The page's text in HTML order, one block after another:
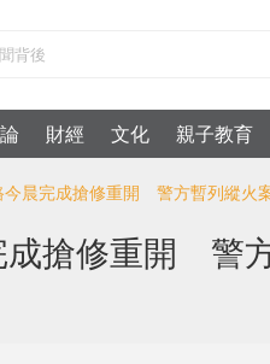
財經 文化 親子教育
今晨完成搶修重開 警方暫列縱火
成搶修重開 警